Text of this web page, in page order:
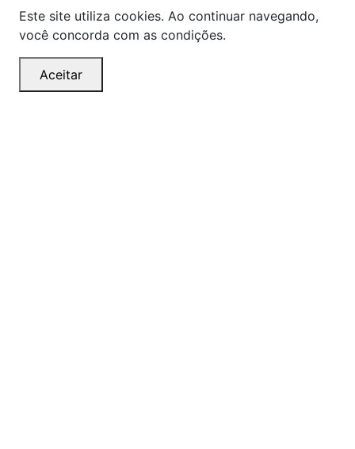
Este site utiliza cookies. Ao continuar navegando,
você concorda com as condições.
Aceitar